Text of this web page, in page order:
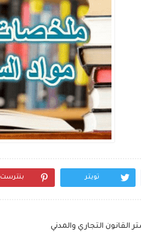
تويتر بنترست
القانون التجاري والمدني